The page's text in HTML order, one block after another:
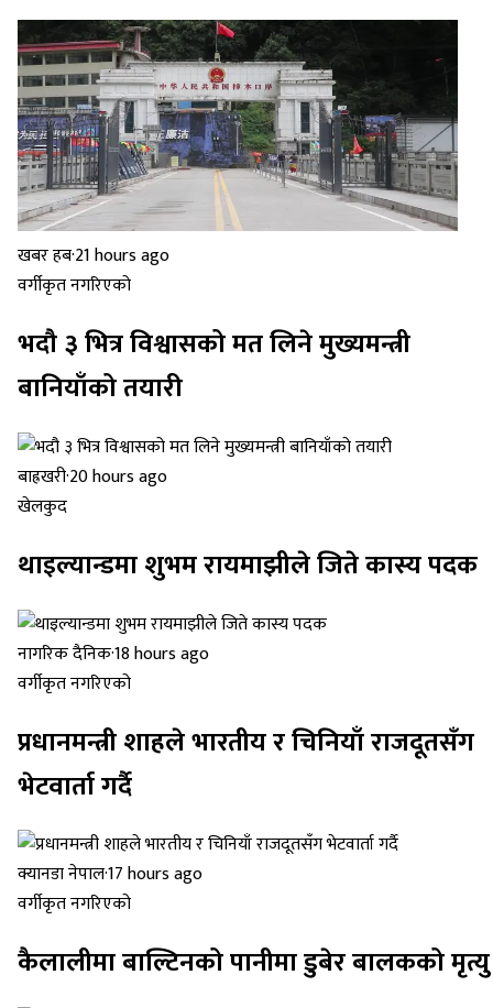
खबर हब·21 hours ago
वर्गीकृत नगरिएको
भदौ ३ भित्र विश्वासको मत लिने मुख्यमन्त्री
बानियाँको तयारी
बाह्रखरी·20 hours ago
खेलकुद
थाइल्यान्डमा शुभम रायमाझीले जिते कास्य पदक
नागरिक दैनिक·18 hours ago
वर्गीकृत नगरिएको
प्रधानमन्त्री शाहले भारतीय र चिनियाँ राजदूतसँग
भेटवार्ता गर्दै
क्यानडा नेपाल·17 hours ago
वर्गीकृत नगरिएको
कैलालीमा बाल्टिनको पानीमा डुबेर बालकको मृत्यु